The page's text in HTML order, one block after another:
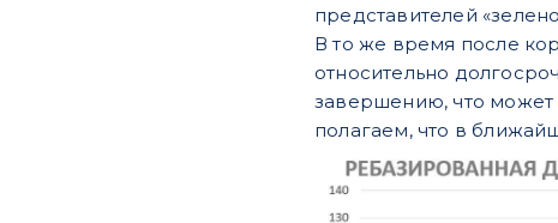
представителей
В то же время после
относительно
завершению, что может
полагаем, что в